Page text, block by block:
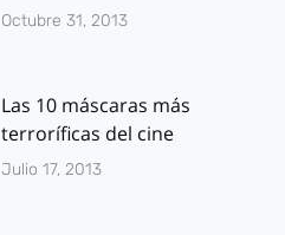
Octubre 31, 2013
Las 10 máscaras más
terroríficas del cine
Julio 17, 2013